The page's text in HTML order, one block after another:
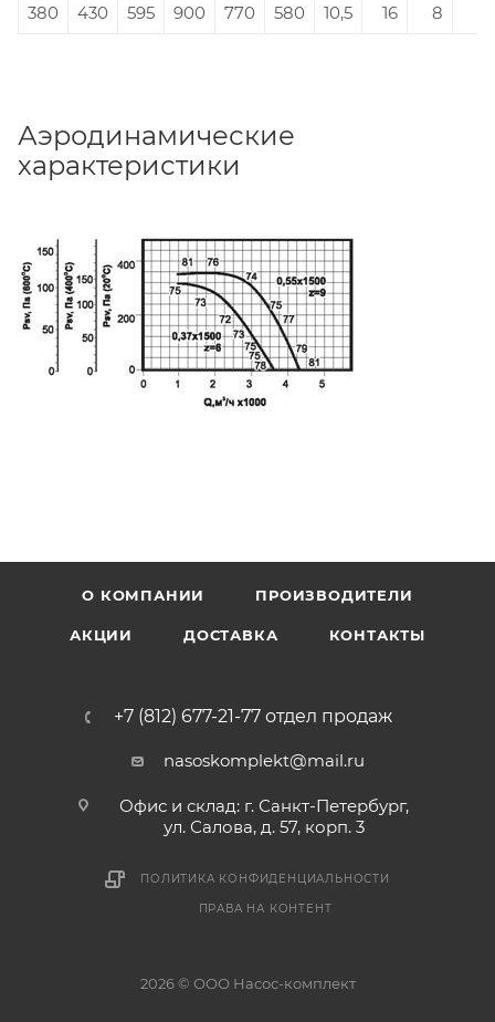
380
430 595 900 770 580 10,5 16 8
Аэродинамические
характеристики
О КОМПАНИИ ПРОИЗВОДИТЕЛИ
АКЦИИ ДОСТАВКА КОНТАКТЫ
+7 (812) 677-21-77 отдел продаж
nasoskomplekt@mail.ru
Офис и склад: г. Санкт-Петербург,
ул. Салова, д. 57, корп. 3
ПОЛИТИКА КОНФИДЕНЦИАЛЬНОСТИ
ПРАВА НА КОНТЕНТ
2026 © ООО Насос-комплект